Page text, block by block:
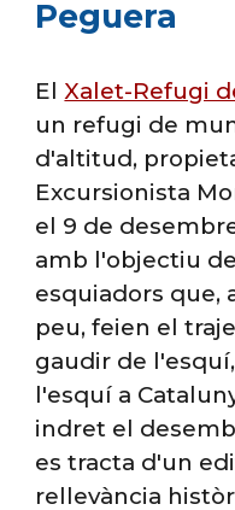
Peguera
ElXalet-Refugi
un refugi de
d'altitud,
Excursionista
el 9 de
amb l'objectiu
esquiadors que,
peu, feien el
gaudir de
l'esquí a
indret el
es tracta d'un
rellevància